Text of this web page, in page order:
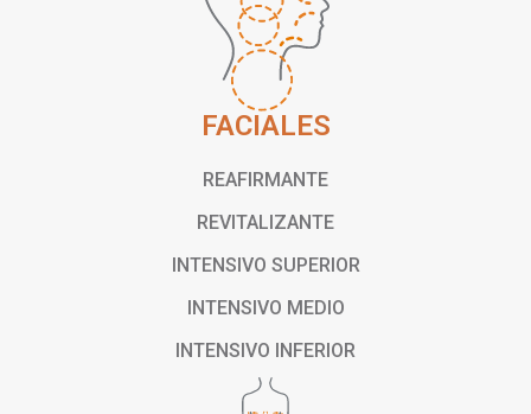
FACIALES
REAFIRMANTE
REVITALIZANTE
INTENSIVO SUPERIOR
INTENSIVO MEDIO
INTENSIVO INFERIOR